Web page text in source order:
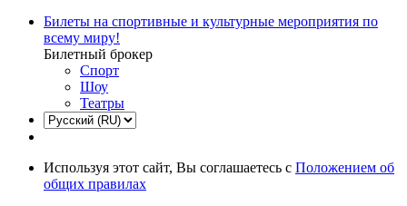
Билеты на спортивные и культурные мероприятия по
всему миру!
Билетный брокер
Спорт
Шоу
Театры
Используя этот сайт, Вы соглашаетесь с Положением об
общих правилах